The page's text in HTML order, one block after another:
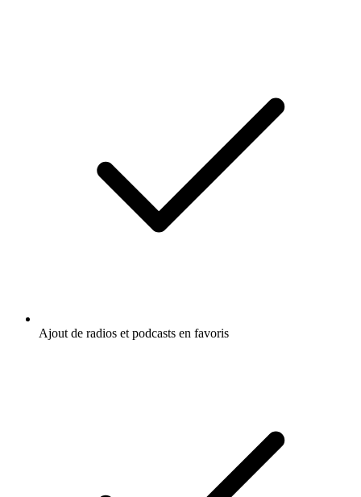
Ajout de radios et podcasts en favoris